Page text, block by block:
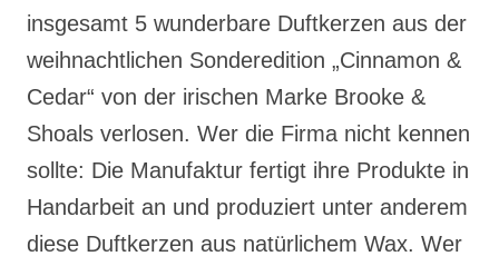
insgesamt 5 wunderbare Duftkerzen aus der
weihnachtlichen Sonderedition „Cinnamon &
Cedar“ von der irischen Marke Brooke &
Shoals verlosen. Wer die Firma nicht kennen
sollte: Die Manufaktur fertigt ihre Produkte in
Handarbeit an und produziert unter anderem
diese Duftkerzen aus natürlichem Wax. Wer